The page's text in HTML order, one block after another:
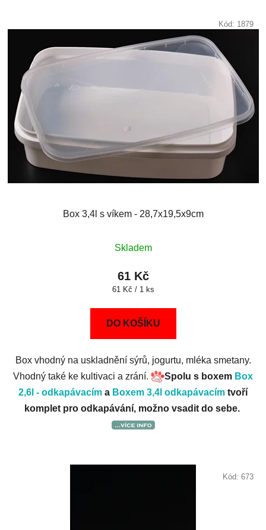
Box 3,4l s víkem - 28,7x19,5x9cm
Skladem
61 Kč
Měrná
61 Kč / 1 ks
DO KOŠÍKU
Box vhodný na uskladnění sýrů, jogurtu, mléka smetany.
Vhodný také ke kultivaci a zrání.
Spolu s boxem Box
2,6l - odkapávacím a Boxem 3,4l odkapávacím tvoří
komplet pro odkapávání, možno vsadit do sebe.
Kód: 1879
Kód: 673